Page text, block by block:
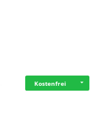
Kostenfrei